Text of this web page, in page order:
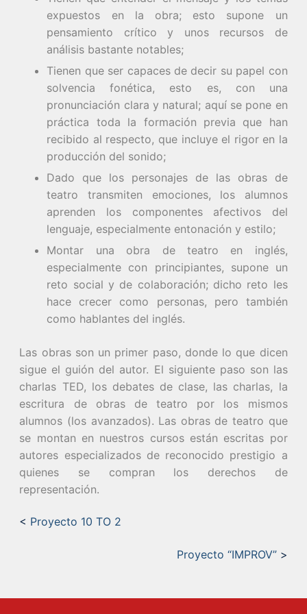
expuestos en la obra; esto supone un
pensamiento crítico y unos recursos de
análisis bastante notables;
Tienen que ser capaces de decir su papel con
solvencia fonética, esto es, con una
pronunciación clara y natural; aquí se pone en
práctica toda la formación previa que han
recibido al respecto, que incluye el rigor en la
producción del sonido;
Dado que los personajes de las obras de
teatro transmiten emociones, los alumnos
aprenden los componentes afectivos del
lenguaje, especialmente entonación y estilo;
Montar una obra de teatro en inglés,
especialmente con principiantes, supone un
reto social y de colaboración; dicho reto les
hace crecer como personas, pero también
como hablantes del inglés.
Las obras son un primer paso, donde lo que dicen
sigue el guión del autor. El siguiente paso son las
charlas TED, los debates de clase, las charlas, la
escritura de obras de teatro por los mismos
alumnos (los avanzados). Las obras de teatro que
se montan en nuestros cursos están escritas por
autores especializados de reconocido prestigio a
quienes se compran los derechos de
representación.
< Proyecto 10 TO 2
Proyecto “IMPROV” >